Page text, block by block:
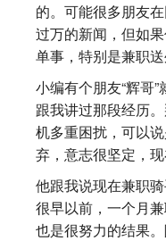
的。可能很多朋友
过万的新闻，但如
单事，特别是兼职送
小编有个朋友“辉哥
跟我讲过那段经历
机多重困扰，可以
弃，意志很坚定，现
他跟我说现在兼职
很早以前，一个月
也是很努力的结果